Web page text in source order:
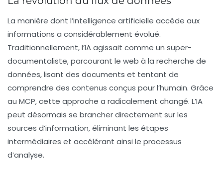
La manière dont l’intelligence artificielle accède aux
informations a considérablement évolué.
Traditionnellement, l’IA agissait comme un super-
documentaliste, parcourant le web à la recherche de
données, lisant des documents et tentant de
comprendre des contenus conçus pour l’humain. Grâce
au MCP, cette approche a radicalement changé. L’IA
peut désormais se brancher directement sur les
sources d’information, éliminant les étapes
intermédiaires et accélérant ainsi le processus
d’analyse.